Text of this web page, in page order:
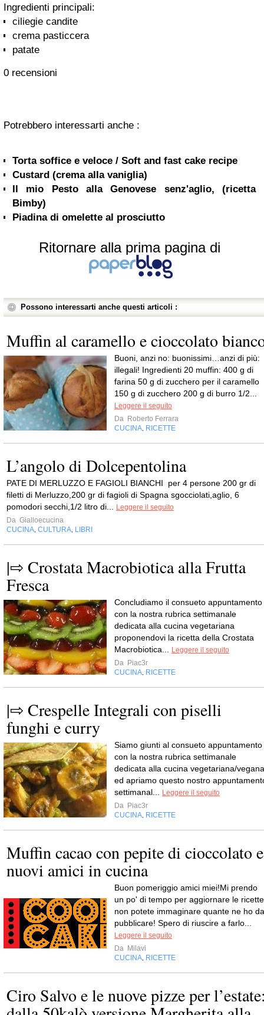
Ingredienti principali:
ciliegie candite
crema pasticcera
patate
0 recensioni
Potrebbero interessarti anche :
Torta soffice e veloce / Soft and fast cake recipe
Custard (crema alla vaniglia)
Il mio Pesto alla Genovese senz'aglio, (ricetta
Bimby)
Piadina di omelette al prosciutto
Ritornare alla prima pagina di
Possono interessarti anche questi articoli :
Muffin al caramello e cioccolato
Buoni, anzi no: buonissimi…anzi di più:
illegali! Ingredienti 20 muffin: 400 g di
farina 50 g di zucchero per il caramello
150 g di zucchero 200 g di burro 1/2...
Leggere il seguito
Da Roberto Ferrara
CUCINA, RICETTE
L’angolo di Dolcepentolina
PATE DI MERLUZZO E FAGIOLI BIANCHI per 4 persone 200 gr di
filetti di Merluzzo,200 gr di fagioli di Spagna sgocciolati,aglio, 6
pomodori secchi,1/2 litro di... Leggere il seguito
Da Gialloecucina
CUCINA, CULTURA, LIBRI
|⇨ Crostata Macrobiotica alla Frutta
Fresca
Concludiamo il consueto appuntamento
con la nostra rubrica settimanale
dedicata alla cucina vegetariana
proponendovi la ricetta della Crostata
Macrobiotica... Leggere il seguito
Da Piac3r
CUCINA, RICETTE
|⇨ Crespelle Integrali con piselli
funghi e curry
Siamo giunti al consueto appuntamento
con la nostra rubrica settimanale
dedicata alla cucina vegetariana/vegana
ed apriamo questo nostro
settimanal... Leggere il seguito
Da Piac3r
CUCINA, RICETTE
Muffin cacao con pepite di cioccolato e
nuovi amici in cucina
Buon pomeriggio amici miei!Mi prendo
un po' di tempo per aggiornare le
non potete immaginare quante ne ho da
pubblicare! Spero di riuscire a farlo...
Leggere il seguito
Da Milavi
CUCINA, RICETTE
Ciro Salvo e le nuove pizze per